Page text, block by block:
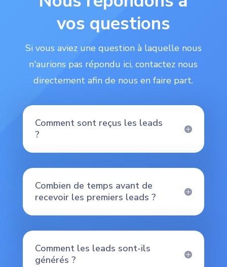
vos questions
Si vous aviez une question à laquelle nous
n'aurions pas répondu ici, contactez nous
directement afin de nous en faire part.
Comment sont reçus les leads
?
Combien de temps avant de
recevoir les premiers leads ?
Comment les leads sont-ils
générés ?